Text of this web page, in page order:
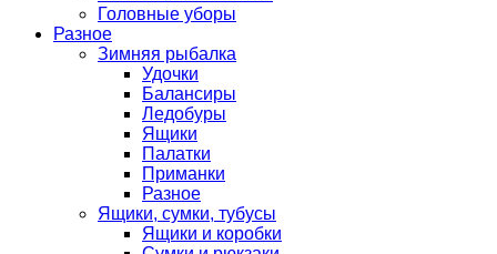
Головные уборы
Разное
Зимняя рыбалка
Удочки
Балансиры
Ледобуры
Ящики
Палатки
Приманки
Разное
Ящики, сумки, тубусы
Ящики и коробки